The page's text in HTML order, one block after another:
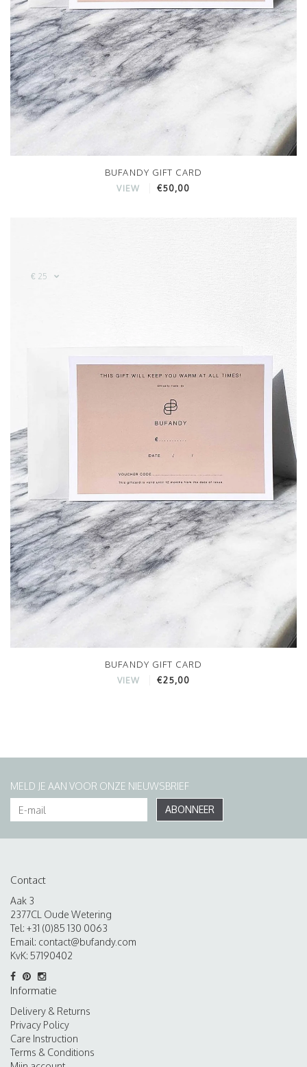
BUFANDY GIFT CARD
VIEW €50,00
BUFANDY GIFT CARD
VIEW €25,00
MELD JE AAN VOOR ONZE NIEUWSBRIEF
ABONNEER
Contact
Aak 3
2377CL Oude Wetering
Tel: +31 (0)85 130 0063
Email: contact@bufandy.com
KvK: 57190402
Informatie
Delivery & Returns
Privacy Policy
Care Instruction
Terms & Conditions